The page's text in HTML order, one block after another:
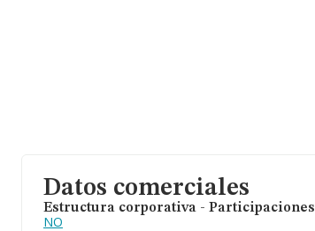
Datos comerciales
Estructura corporativa - Participaciones
NO